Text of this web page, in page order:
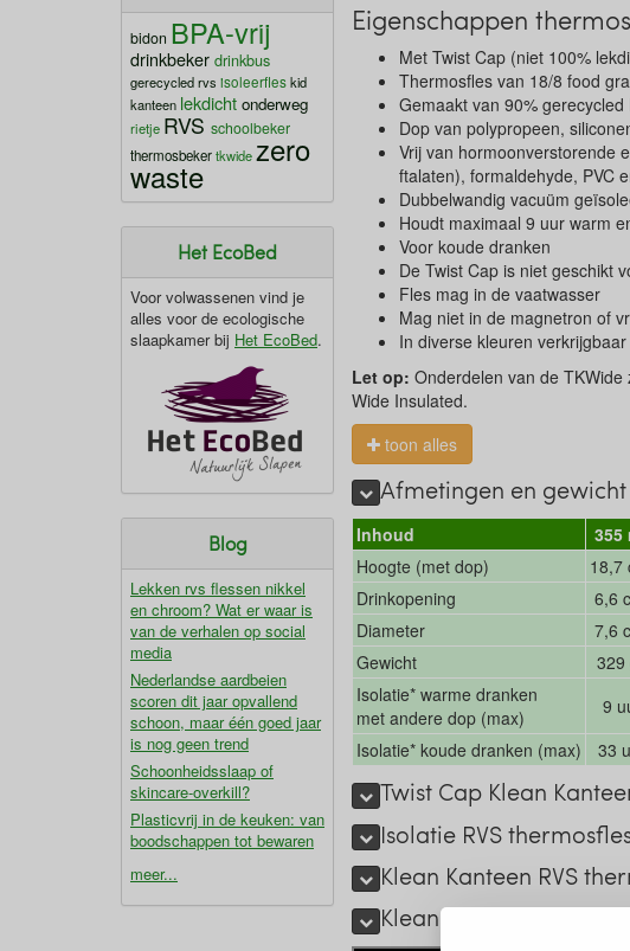
bidon BPA-vrij
drinkbeker drinkbus
gerecycled rvs isoleerfleskid
kanteen lekdicht onderweg
rietje RVS schoolbeker
thermosbekertkwidezero
waste
Het EcoBed
Voor volwassenen vind je
alles voor de ecologische
slaapkamer bij Het EcoBed.
Blog
Lekken rvs flessen nikkel
en chroom? Wat er waar is
van de verhalen op social
media
Nederlandse aardbeien
scoren dit jaar opvallend
schoon, maar één goed jaar
is nog geen trend
Schoonheidsslaap of
skincare-overkill?
Plasticvrij in de keuken: van
boodschappen tot bewaren
meer...
Eigenschappen
Met Twist Cap (niet 100%
Thermosfles van 18/8 food
Gemaakt van 90% gerecycled
Dop van polypropeen,
Vrij van hormoonverstorende
ftalaten), formaldehyde, PVC
Dubbelwandig vacuüm
Houdt maximaal 9 uur warm
Voor koude dranken
De Twist Cap is niet geschikt
Fles mag in de vaatwasser
Mag niet in de magnetron of
In diverse kleuren verkrijgbaar
Let op: Onderdelen van de
Wide Insulated.
toon alles
Afmetingen en gewicht
Inhoud 355
Hoogte (met dop)
18,7
Drinkopening
6,6
Diameter
7,6
Gewicht
329
Isolatie* warme dranken
met andere dop (max)
9
Isolatie* koude dranken (max)
33
Twist Cap Klean
Isolatie RVS
Klean Kanteen RVS
Klean Kanteen